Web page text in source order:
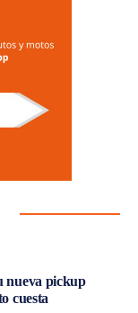
nueva pickup
cuesta